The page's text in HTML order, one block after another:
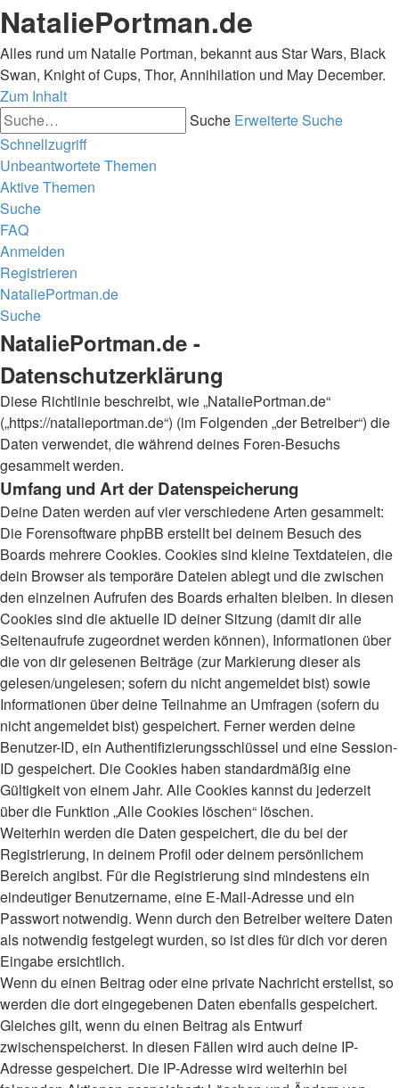
NataliePortman.de
Alles rund um Natalie Portman, bekannt aus Star Wars, Black
Swan, Knight of Cups, Thor, Annihilation und May December.
Zum Inhalt
Suche Erweiterte Suche
Schnellzugriff
Unbeantwortete Themen
Aktive Themen
Suche
FAQ
Anmelden
Registrieren
NataliePortman.de
Suche
NataliePortman.de -
Datenschutzerklärung
Diese Richtlinie beschreibt, wie „NataliePortman.de“
(„https://natalieportman.de“) (im Folgenden „der Betreiber“) die
Daten verwendet, die während deines Foren-Besuchs
gesammelt werden.
Umfang und Art der Datenspeicherung
Deine Daten werden auf vier verschiedene Arten gesammelt:
Die Forensoftware phpBB erstellt bei deinem Besuch des
Boards mehrere Cookies. Cookies sind kleine Textdateien, die
dein Browser als temporäre Dateien ablegt und die zwischen
den einzelnen Aufrufen des Boards erhalten bleiben. In diesen
Cookies sind die aktuelle ID deiner Sitzung (damit dir alle
Seitenaufrufe zugeordnet werden können), Informationen über
die von dir gelesenen Beiträge (zur Markierung dieser als
gelesen/ungelesen; sofern du nicht angemeldet bist) sowie
Informationen über deine Teilnahme an Umfragen (sofern du
nicht angemeldet bist) gespeichert. Ferner werden deine
Benutzer-ID, ein Authentifizierungsschlüssel und eine Session-
ID gespeichert. Die Cookies haben standardmäßig eine
Gültigkeit von einem Jahr. Alle Cookies kannst du jederzeit
über die Funktion „Alle Cookies löschen“ löschen.
Weiterhin werden die Daten gespeichert, die du bei der
Registrierung, in deinem Profil oder deinem persönlichem
Bereich angibst. Für die Registrierung sind mindestens ein
eindeutiger Benutzername, eine E-Mail-Adresse und ein
Passwort notwendig. Wenn durch den Betreiber weitere Daten
als notwendig festgelegt wurden, so ist dies für dich vor deren
Eingabe ersichtlich.
Wenn du einen Beitrag oder eine private Nachricht erstellst, so
werden die dort eingegebenen Daten ebenfalls gespeichert.
Gleiches gilt, wenn du einen Beitrag als Entwurf
zwischenspeicherst. In diesen Fällen wird auch deine IP-
Adresse gespeichert. Die IP-Adresse wird weiterhin bei